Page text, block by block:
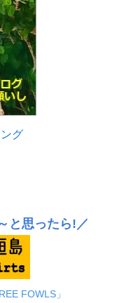
グ
と思ったら!／
FOWLS」